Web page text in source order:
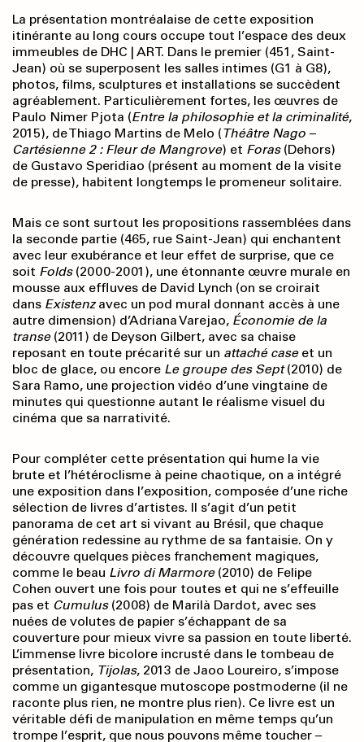
La présentation montréalaise de cette exposition
itinérante au long cours occupe tout l’espace des deux
immeubles de DHC | ART. Dans le premier (451, Saint-
Jean) où se superposent les salles intimes (G1 à G8),
photos, films, sculptures et installations se succèdent
agréablement. Particulièrement fortes, les œuvres de
Paulo Nimer Pjota (Entre la philosophie et la criminalité,
2015), de Thiago Martins de Melo (Théâtre Nago –
Cartésienne 2 : Fleur de Mangrove) et Foras(Dehors)
de Gustavo Speridiao (présent au moment de la visite
de presse), habitent longtemps le promeneur solitaire.
Mais ce sont surtout les propositions rassemblées dans
la seconde partie (465, rue Saint-Jean) qui enchantent
avec leur exubérance et leur effet de surprise, que ce
soit Folds(2000-2001), une étonnante œuvre murale en
mousse aux effluves de David Lynch (on se croirait
dans Existenzavec un pod mural donnant accès à une
autre dimension) d’Adriana Varejao, Économie de la
transe (2011) de Deyson Gilbert, avec sa chaise
reposant en toute précarité sur un attaché caseet un
bloc de glace, ou encore Le groupe des Sept(2010) de
Sara Ramo, une projection vidéo d’une vingtaine de
minutes qui questionne autant le réalisme visuel du
cinéma que sa narrativité.
Pour compléter cette présentation qui hume la vie
brute et l’hétéroclisme à peine chaotique, on a intégré
une exposition dans l’exposition, composée d’une riche
sélection de livres d’artistes. Il s’agit d’un petit
panorama de cet art si vivant au Brésil, que chaque
génération redessine au rythme de sa fantaisie. On y
découvre quelques pièces franchement magiques,
comme le beau Livro di Marmore(2010) de Felipe
Cohen ouvert une fois pour toutes et qui ne s’effeuille
pas et Cumulus(2008) de Marilà Dardot, avec ses
nuées de volutes de papier s’échappant de sa
couverture pour mieux vivre sa passion en toute liberté.
L’immense livre bicolore incrusté dans le tombeau de
présentation, Tijolas, 2013 de Jaoo Loureiro, s’impose
comme un gigantesque mutoscope postmoderne (il ne
raconte plus rien, ne montre plus rien). Ce livre est un
véritable défi de manipulation en même temps qu’un
trompe l’esprit, que nous pouvons même toucher –